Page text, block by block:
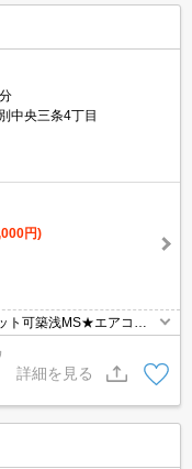
中央三条4丁目
円)
可築浅MS★エアコン
詳細を見る